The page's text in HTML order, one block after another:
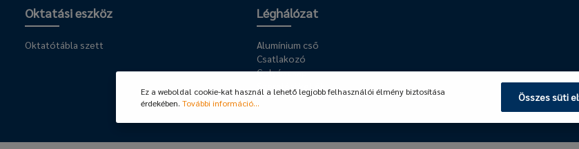
Oktatási eszköz
Oktatótábla szett
Léghálózat
Alumínium cső
Csatlakozó
Golyóscsap
Ez a weboldal cookie-kat használ a lehető legjobb felhasználói élmény biztosítása
érdekében. További információ... Összes süti